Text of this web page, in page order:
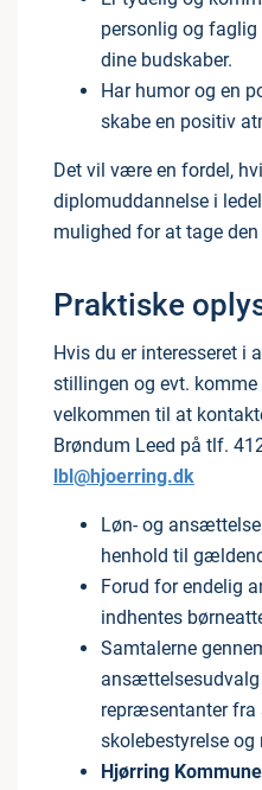
personlig og faglig
dine budskaber.
Har humor og en
skabe en positiv
Det vil være en fordel,
diplomuddannelse i
mulighed for at tage
Praktiske
Hvis du er interesseret i
stillingen og evt. komme
velkommen til at
Brøndum Leed på tlf.
lbl@hjoerring.dk
Løn- og
henhold til
Forud for endelig
indhentes
Samtalerne
repræsentanter fra
skolebestyrelse og
Hjørring